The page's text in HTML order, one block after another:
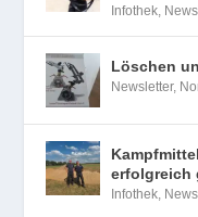
Infothek,
Löschen
Newsletter,
erfolgreich
Infothek,